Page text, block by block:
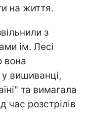
на життя.
з
ім. Лесі
вона
вишиванці,
та вимагала
час розстрілів